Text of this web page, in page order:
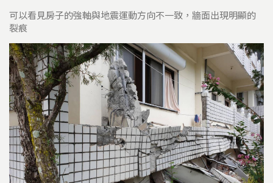
可以看見房子的強軸與地震運動方向不一致，牆面出現明顯的
裂痕